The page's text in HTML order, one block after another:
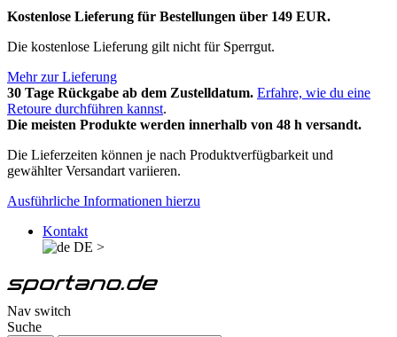
Kostenlose Lieferung für Bestellungen über 149 EUR.
Die kostenlose Lieferung gilt nicht für Sperrgut.
Mehr zur Lieferung
30 Tage Rückgabe ab dem Zustelldatum. Erfahre, wie du eine
Retoure durchführen kannst.
Die meisten Produkte werden innerhalb von 48 h versandt.
Die Lieferzeiten können je nach Produktverfügbarkeit und
gewählter Versandart variieren.
Ausführliche Informationen hierzu
Kontakt
DE >
Nav switch
Suche